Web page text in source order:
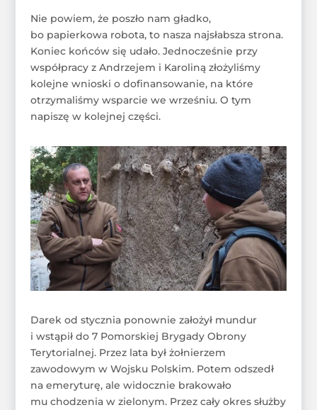
Nie powiem, że poszło nam gładko,
bo papierkowa robota, to nasza najsłabsza strona.
Koniec końców się udało. Jednocześnie przy
współpracy z Andrzejem i Karoliną złożyliśmy
kolejne wnioski o dofinansowanie, na które
otrzymaliśmy wsparcie we wrześniu. O tym
napiszę w kolejnej części.
Darek od stycznia ponownie założył mundur
i wstąpił do 7 Pomorskiej Brygady Obrony
Terytorialnej. Przez lata był żołnierzem
zawodowym w Wojsku Polskim. Potem odszedł
na emeryturę, ale widocznie brakowało
mu chodzenia w zielonym. Przez cały okres służby